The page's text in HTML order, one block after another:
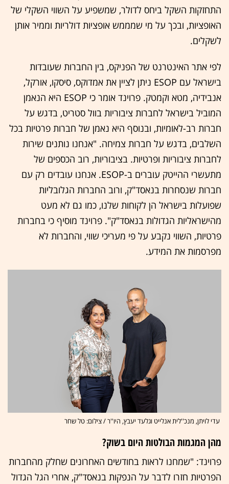
התחזקות השקל ביחס לדולר, שמשפיע על השווי השקלי של
האופציות, ובכך על מי שמממש אופציות דולריות וממיר אותן
לשקלים.
לפי אתר האינטרנט של הפניקס, בין החברות שעובדות
בישראל עם ESOP ניתן לציין את אמדוקס, סיסקו, אורקל,
אנבידיה, מטא וקמטק. פרוינד אומר כי ESOP היא הנאמן
המוביל בישראל לחברות ציבוריות בוול סטריט, בדגש על
חברות רב-לאומיות, ובנוסף היא נאמן של חברות פרטיות בכל
השלבים, בדגש על חברות צמיחה. "אנחנו נותנים שירות
לחברות ציבוריות ופרטיות. בציבוריות, רוב הכספים של
מתעשרי ההייטק עוברים ב-ESOP. אנחנו עובדים רק עם
חברות שנסחרות בנאסד"ק, ורוב החברות הגלובליות
שפועלות בישראל הן לקוחות שלנו, כמו גם לא מעט
מהישראליות הגדולות בנאסד"ק". פרוינד מוסיף כי בחברות
פרטיות, השווי נקבע על פי מעריכי שווי, והחברות לא
מפרסמות את המידע.
עדי לויתן, מנכ''לית אנלייט וגלעד יעבץ, היו''ר / צילום: טל שחר
מהן המגמות הבולטות היום בשוק?
פרוינד: "שמחנו לראות בחודשים האחרונים שחלק מהחברות
הפרטיות חזרו לדבר על הנפקות בנאסד"ק, אחרי הגל הגדול